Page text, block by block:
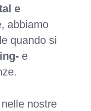
e
abbiamo
quando si
e
nostre